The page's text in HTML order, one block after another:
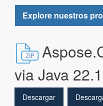
Explore nuestros
via Java
Descargar